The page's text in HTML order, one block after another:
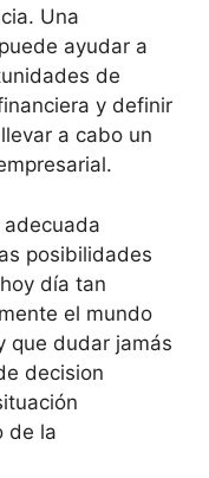
Una
ayudar a
de
y definir
a cabo un
adecuada
posibilidades
día tan
el mundo
que dudar jamás
decision
de la